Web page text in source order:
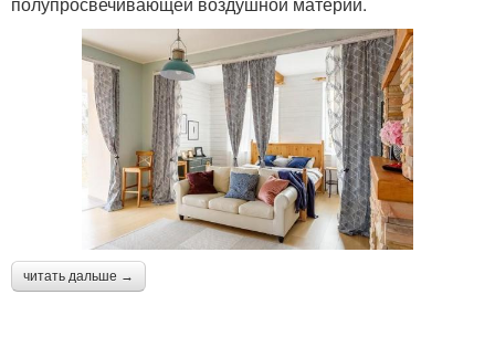
читать дальше →